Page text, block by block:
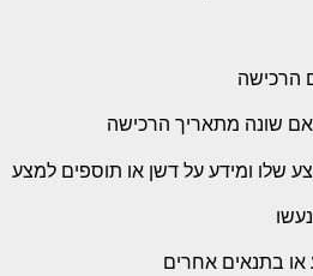
הרכישה
שונה מתאריך הרכישה
שלו ומידע על דשן או תוספים למצע
או בתנאים אחרים